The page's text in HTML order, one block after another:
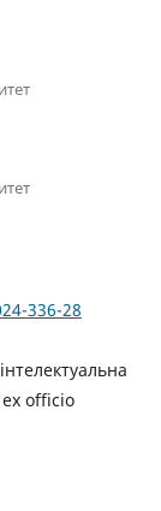
336-28
officio